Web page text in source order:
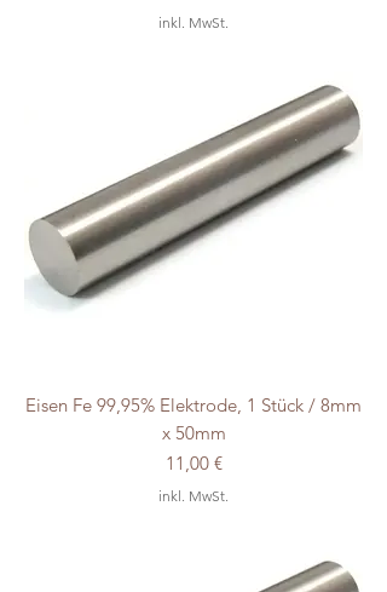
inkl. MwSt.
Eisen Fe 99,95% Elektrode, 1 Stück / 8mm
x 50mm
Preis
11,00 €
inkl. MwSt.